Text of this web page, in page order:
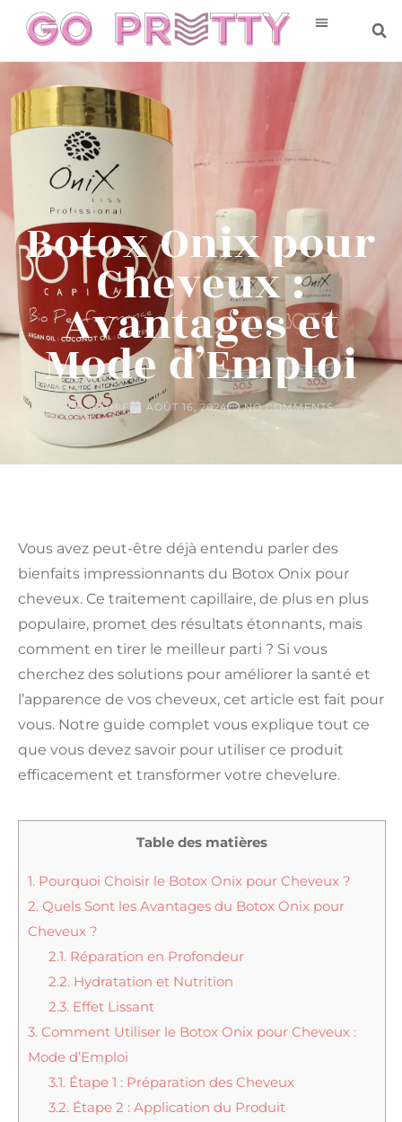
Botox Onix pour
Cheveux :
Avantages et
Mode d’Emploi
SOPHIE AOÛT 16, 2024 NO COMMENTS
Vous avez peut-être déjà entendu parler des
bienfaits impressionnants du Botox Onix pour
cheveux. Ce traitement capillaire, de plus en plus
populaire, promet des résultats étonnants, mais
comment en tirer le meilleur parti ? Si vous
cherchez des solutions pour améliorer la santé et
l’apparence de vos cheveux, cet article est fait pour
vous. Notre guide complet vous explique tout ce
que vous devez savoir pour utiliser ce produit
efficacement et transformer votre chevelure.
Table des matières
1. Pourquoi Choisir le Botox Onix pour Cheveux ?
2. Quels Sont les Avantages du Botox Onix pour
Cheveux ?
2.1. Réparation en Profondeur
2.2. Hydratation et Nutrition
2.3. Effet Lissant
3. Comment Utiliser le Botox Onix pour Cheveux :
Mode d’Emploi
3.1. Étape 1 : Préparation des Cheveux
3.2. Étape 2 : Application du Produit